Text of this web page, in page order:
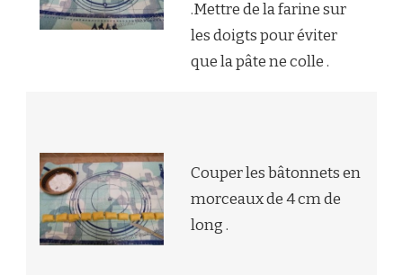
.Mettre de la farine sur
les doigts pour éviter
que la pâte ne colle .
Couper les bâtonnets en
morceaux de 4 cm de
long .